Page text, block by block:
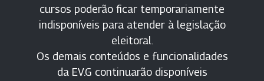
cursos poderão ficar temporariamente
indisponíveis para atender à legislação
eleitoral.
Os demais conteúdos e funcionalidades
da EV.G continuarão disponíveis